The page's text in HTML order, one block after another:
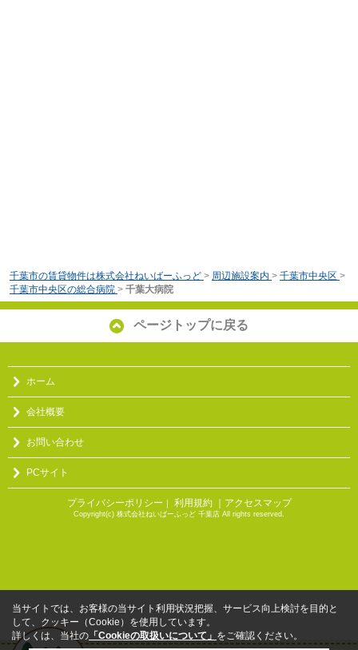
千葉市の賃貸物件は株式会社ねいばーふっど > 周辺施設案内 > 千葉市中央区 >
千葉市中央区の総合病院 > 千葉大病院
ページトップに戻る
ホーム
会社概要
お問い合わせ
PCサイト
プライバシーポリシー ｜ 利用規約 ｜アクセスマップ
Copyright(c) 株式会社ねいばーふっど 千葉店 All rights reserved.
当サイトでは、お客様の当サイト利用状況把握、サービス向上検討を目的と
して、クッキー（Cookie）を使用しています。
詳しくは、当社の 「Cookieの取扱いについて」 をご確認ください。